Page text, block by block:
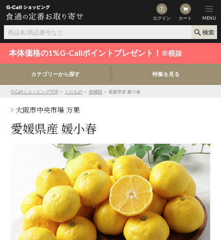
ログイン カート MENU
本体価格の1%G-Callポイントプレゼント！ ※税抜
カテゴリーから探す 特集を見る
G-CallショッピングTOP ＞ くだもの ＞柑橘類 ＞ 愛媛県産 媛小春
大阪市中央市場 万果
愛媛県産 媛小春